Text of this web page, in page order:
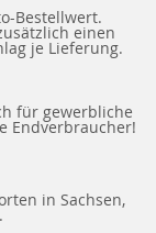
Bestellwert.
einen
je Lieferung.
für gewerbliche
Endverbraucher!
in Sachsen,